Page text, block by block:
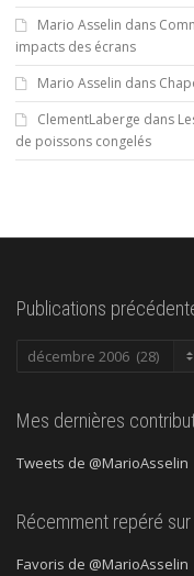
Mario Asselin dans
impacts des écrans
Mario Asselin dans
ClementLaberge dans
de poissons congelés
Publications
Publications
Mes dernières
Tweets de @MarioAsselin
Récemment repéré
Favoris de @MarioAsselin